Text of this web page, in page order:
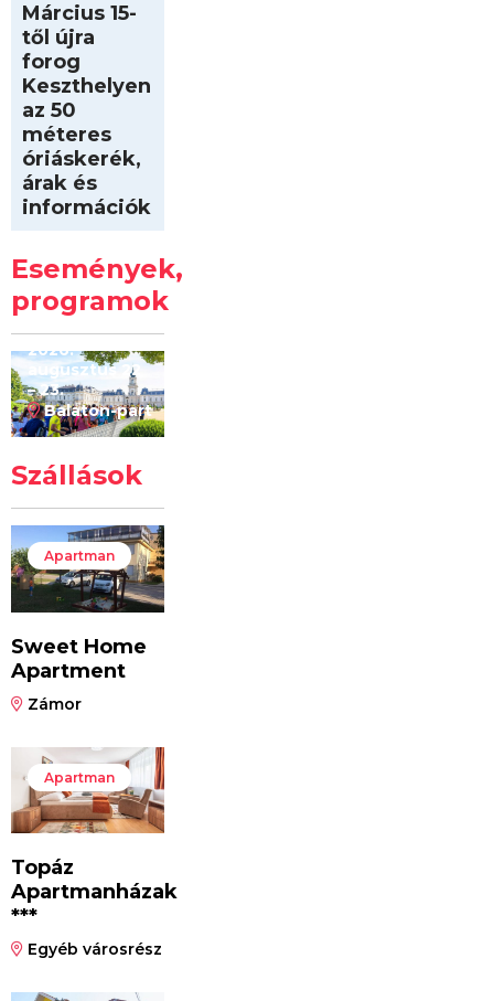
Március 15-
től újra
forog
Keszthelyen
az 50
méteres
óriáskerék,
árak és
információk
Események,
programok
Kilóméterek
2026
2026.
augusztus 22
– 23.
Balaton-part
Szállások
Apartman
Sweet Home
Apartment
Zámor
Apartman
Topáz
Apartmanházak
***
Egyéb városrész